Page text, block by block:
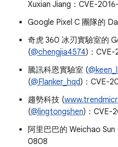
Xuxian Jiang：CVE-
Google Pixel C 團隊的
奇虎 360 冰刃實驗室的
(@chengjia4574)：
騰訊科恩實驗室 (
(@Flanker_hqd)：CVE-
趨勢科技 (
(@lingtongshen)：CVE-
阿里巴巴的 Weichao Sun
0808